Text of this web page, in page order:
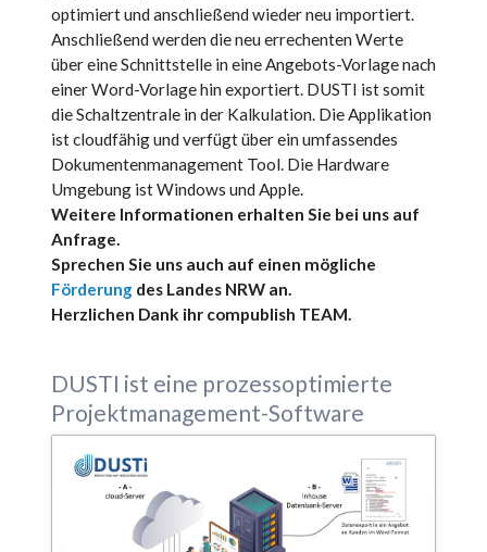
optimiert und anschließend wieder neu importiert.
Anschließend werden die neu errechenten Werte
über eine Schnittstelle in eine Angebots-Vorlage nach
einer Word-Vorlage hin exportiert. DUSTI ist somit
die Schaltzentrale in der Kalkulation. Die Applikation
ist cloudfähig und verfügt über ein umfassendes
Dokumentenmanagement Tool. Die Hardware
Umgebung ist Windows und Apple.
Weitere Informationen erhalten Sie bei uns auf
Anfrage.
Sprechen Sie uns auch auf einen mögliche
Förderung des Landes NRW an.
Herzlichen Dank ihr compublish TEAM.
DUSTI ist eine prozessoptimierte
Projektmanagement-Software